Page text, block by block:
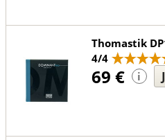
Thomastik
4/4
69 € i